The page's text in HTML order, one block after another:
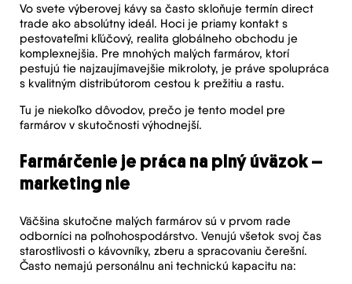
Vo svete výberovej kávy sa často skloňuje termín direct
trade ako absolútny ideál. Hoci je priamy kontakt s
pestovateľmi kľúčový, realita globálneho obchodu je
komplexnejšia. Pre mnohých malých farmárov, ktorí
pestujú tie najzaujímavejšie mikroloty, je práve spolupráca
s kvalitným distribútorom cestou k prežitiu a rastu.
Tu je niekoľko dôvodov, prečo je tento model pre
farmárov v skutočnosti výhodnejší.
Farmárčenie je práca na plný úväzok –
marketing nie
Väčšina skutočne malých farmárov sú v prvom rade
odborníci na poľnohospodárstvo. Venujú všetok svoj čas
starostlivosti o kávovníky, zberu a spracovaniu čerešní.
Často nemajú personálnu ani technickú kapacitu na: